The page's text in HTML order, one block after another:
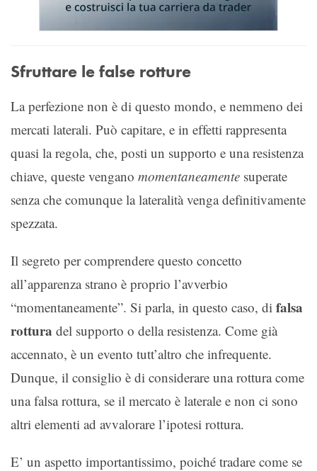
Sfruttare le false rotture
La perfezione non è di questo mondo, e nemmeno dei
mercati laterali. Può capitare, e in effetti rappresenta
quasi la regola, che, posti un supporto e una resistenza
chiave, queste vengano momentaneamente superate
senza che comunque la lateralità venga definitivamente
spezzata.
Il segreto per comprendere questo concetto
all’apparenza strano è proprio l’avverbio
“momentaneamente”. Si parla, in questo caso, di falsa
rottura del supporto o della resistenza. Come già
accennato, è un evento tutt’altro che infrequente.
Dunque, il consiglio è di considerare una rottura come
una falsa rottura, se il mercato è laterale e non ci sono
altri elementi ad avvalorare l’ipotesi rottura.
E’ un aspetto importantissimo, poiché tradare come se